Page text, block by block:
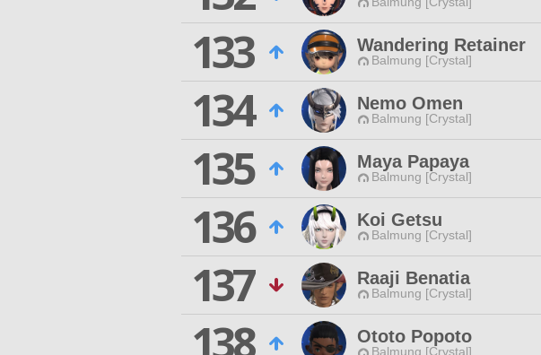
133
Wandering Retainer
Balmung [Crystal]
134
Nemo Omen
Balmung [Crystal]
135
Maya Papaya
Balmung [Crystal]
136
Koi Getsu
Balmung [Crystal]
137
Raaji Benatia
Balmung [Crystal]
138
Ototo Popoto
Balmung [Crystal]